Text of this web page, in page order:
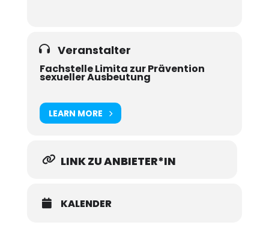
Veranstalter
Fachstelle Limita zur Prävention
sexueller Ausbeutung
LEARN MORE
LINK ZU ANBIETER*IN
KALENDER